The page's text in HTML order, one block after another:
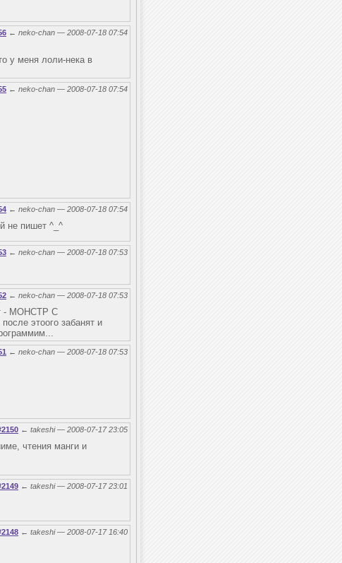
← neko-chan — 2008-07-18 07:54
у меня лоли-нека в
← neko-chan — 2008-07-18 07:54
← neko-chan — 2008-07-18 07:54
не пишет ^_^
← neko-chan — 2008-07-18 07:53
← neko-chan — 2008-07-18 07:53
- МОНСТР С
этоого забанят и
← neko-chan — 2008-07-18 07:53
← takeshi — 2008-07-17 23:05
чтения манги и
← takeshi — 2008-07-17 23:01
← takeshi — 2008-07-17 16:40